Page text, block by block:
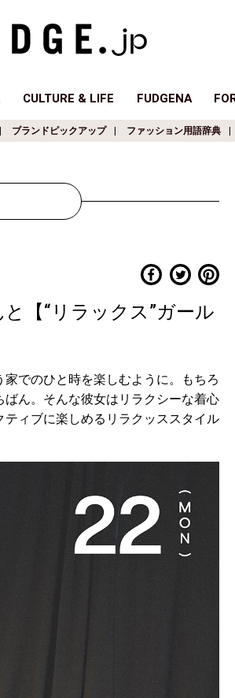
CULTURE & LIFE FUDGENA
ブランドピックアップ ファッション用語辞典
【“リラックス”ガール
でのひと時を楽しむように。もちろ
ん。そんな彼女はリラクシーな着心
ィブに楽しめるリラクッススタイル